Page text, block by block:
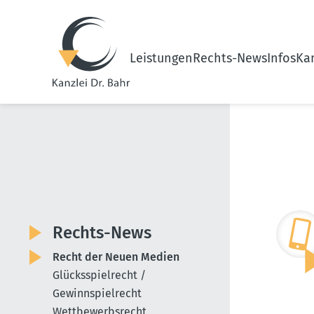
LeistungenRechts-NewsInfos
Rechts-News
Recht der Neuen Medien
Glücksspielrecht /
Gewinnspielrecht